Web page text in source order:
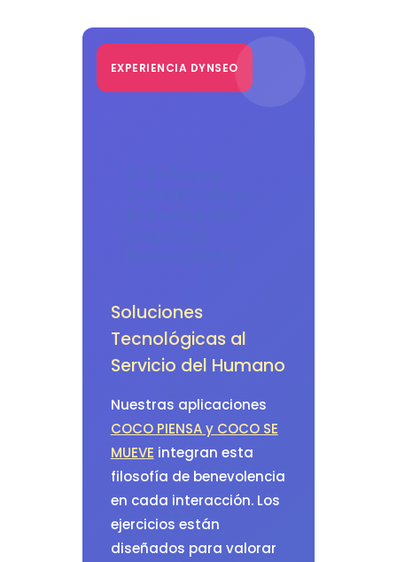
EXPERIENCIA DYNSEO
Soluciones
Tecnológicas al
Servicio del Humano
Nuestras aplicaciones
COCO PIENSA y COCO SE
MUEVE integran esta
filosofía de benevolencia
en cada interacción. Los
ejercicios están
diseñados para valorar